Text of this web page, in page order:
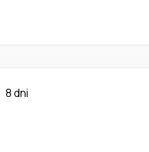
8 dni